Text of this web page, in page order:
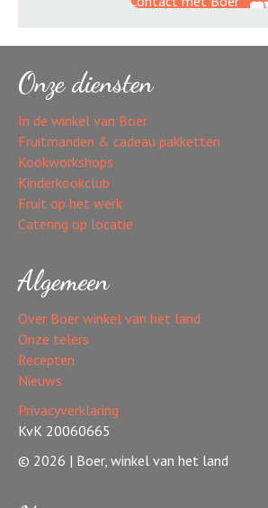
Onze diensten
In de winkel van Boer
Fruitmanden & cadeau pakketten
Kookworkshops
Kinderkookclub
Fruit op het werk
Catering op locatie
Algemeen
Over Boer winkel van het land
Onze telers
Recepten
Nieuws
Privacyverklaring
KvK 20060665
© 2026 | Boer, winkel van het land